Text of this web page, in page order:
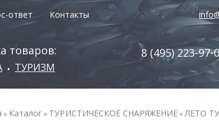
ответ Контакты
товаров:
• ТУРИЗМ
8 (495) 223-97-
» Каталог» ТУРИСТИЧЕСКОЕ СНАРЯЖЕНИЕ»ЛЕТО